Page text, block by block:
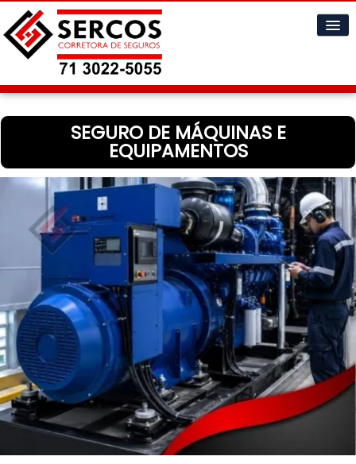
Home
Cotações
Informações▼
A Empresa▼
Contatos ▼
SEGURO DE MÁQUINAS E
EQUIPAMENTOS